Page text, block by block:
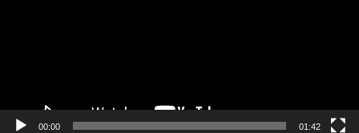
00:00 01:42